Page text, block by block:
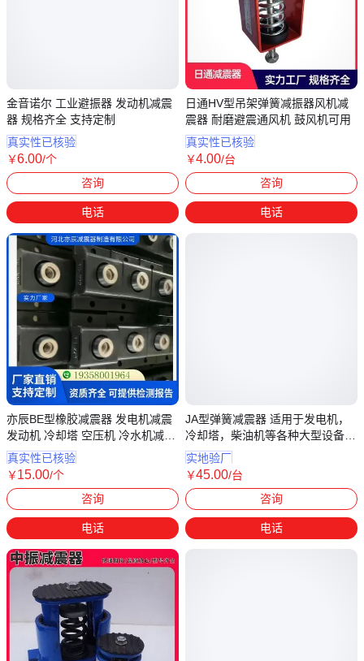
金音诺尔 工业避振器 发动机减震
器 规格齐全 支持定制
真实性已核验
￥6.00/个
咨询
电话
亦辰BE型橡胶减震器 发电机减震
发动机 冷却塔 空压机 冷水机减震
降噪
真实性已核验
￥15.00/个
咨询
电话
日通HV型吊架弹簧减振器风机减
震器 耐磨避震通风机 鼓风机可用
真实性已核验
￥4.00/台
咨询
电话
JA型弹簧减震器 适用于发电机，
冷却塔，柴油机等各种大型设备
中震
实地验厂
￥45.00/台
咨询
电话